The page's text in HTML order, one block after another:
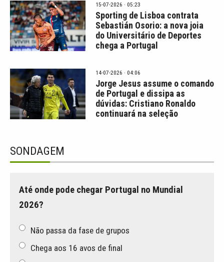
15-07-2026 · 05:23
Sporting de Lisboa contrata
Sebastián Osorio: a nova joia
do Universitário de Deportes
chega a Portugal
14-07-2026 · 04:06
Jorge Jesus assume o comando
de Portugal e dissipa as
dúvidas: Cristiano Ronaldo
continuará na seleção
SONDAGEM
Até onde pode chegar Portugal no Mundial
2026?
Não passa da fase de grupos
Chega aos 16 avos de final